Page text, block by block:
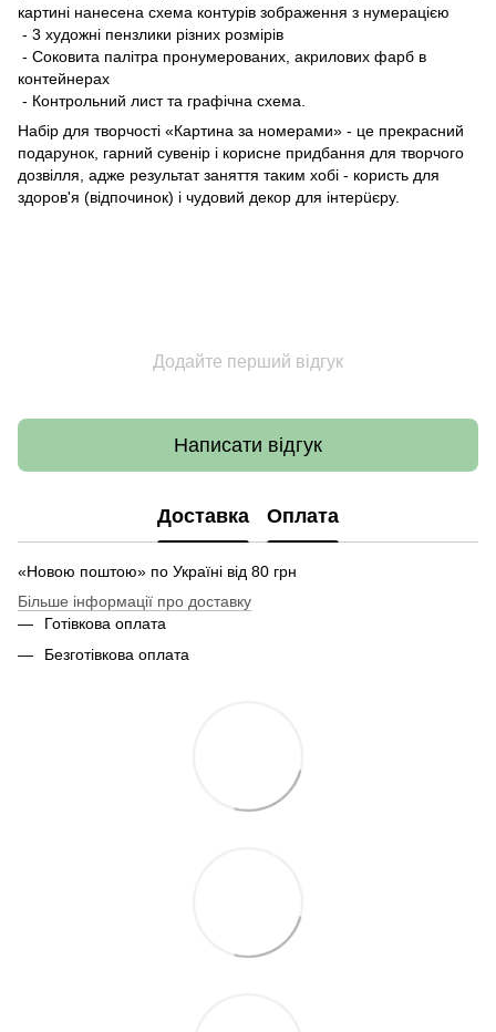
картині нанесена схема контурів зображення з нумерацією
- 3 художні пензлики різних розмірів
- Соковита палітра пронумерованих, акрилових фарб в
контейнерах
- Контрольний лист та графічна схема.
Набір для творчості «Картина за номерами» - це прекрасний
подарунок, гарний сувенір і корисне придбання для творчого
дозвілля, адже результат заняття таким хобі - користь для
здоров'я (відпочинок) і чудовий декор для інтерüєру.
Додайте перший відгук
Написати відгук
Доставка Оплата
«Новою поштою» по Україні від 80 грн
Більше інформації про доставку
Готівкова оплата
Безготівкова оплата